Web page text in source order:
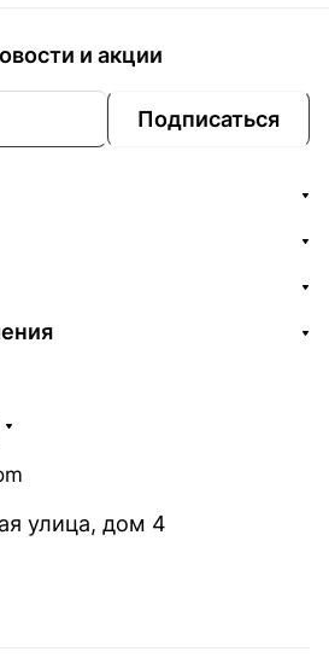
и акции
Подписаться
улица, дом 4